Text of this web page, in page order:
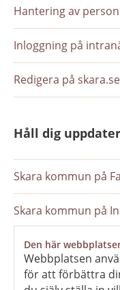
Den här
Webbplatsen
för att förbättra
Hantering av
Inloggning på
Redigera på skara.se
Håll dig
Skara kommun på
Skara kommun på
Nyhetsbrev
Pressrum